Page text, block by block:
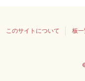
このサイトについて 板